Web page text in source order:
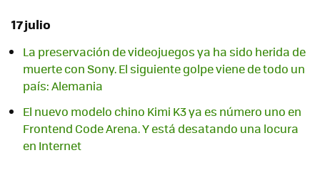
17 julio
La preservación de videojuegos ya ha sido herida de
muerte con Sony. El siguiente golpe viene de todo un
país: Alemania
El nuevo modelo chino Kimi K3 ya es número uno en
Frontend Code Arena. Y está desatando una locura
en Internet